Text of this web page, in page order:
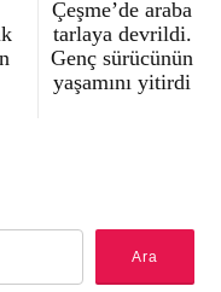
Çeşme’de araba
tarlaya devrildi.
Genç sürücünün
yaşamını yitirdi
Ara